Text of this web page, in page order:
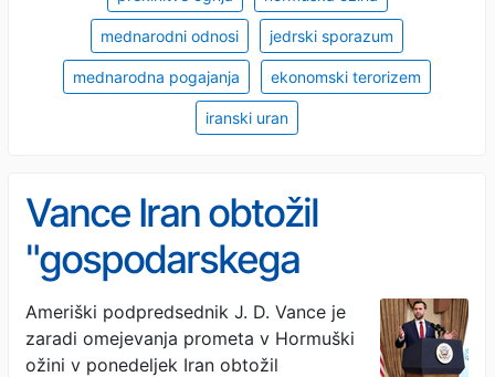
mednarodni odnosi jedrski sporazum
mednarodna pogajanja ekonomski terorizem
iranski uran
Vance Iran obtožil
"gospodarskega
terorizma" in opozoril, da
"lahko to igro igrata dva"
Ameriški podpredsednik J. D. Vance je
zaradi omejevanja prometa v Hormuški
ožini v ponedeljek Iran obtožil